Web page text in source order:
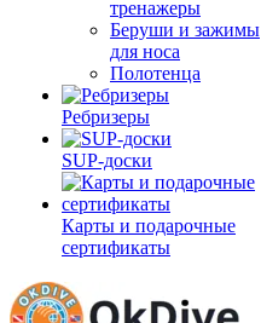
тренажеры
Беруши и зажимы
для носа
Полотенца
Ребризеры
SUP-доски
Карты и подарочные
сертификаты